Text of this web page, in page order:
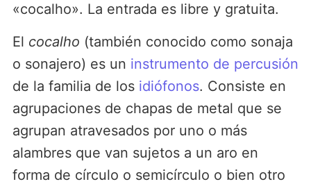
«cocalho». La entrada es libre y gratuita.
El cocalho (también conocido como sonaja
o sonajero) es un instrumento de percusión
de la familia de los idiófonos. Consiste en
agrupaciones de chapas de metal que se
agrupan atravesados por uno o más
alambres que van sujetos a un aro en
forma de círculo o semicírculo o bien otro